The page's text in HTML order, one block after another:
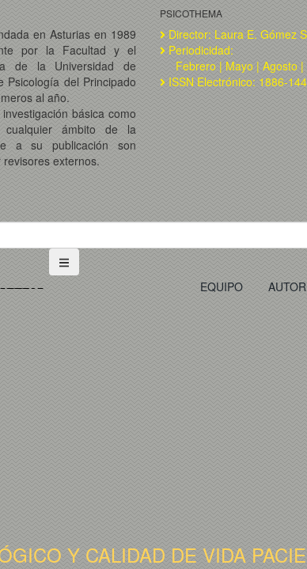
en Asturias en 1989
por la Facultad y el
de la Universidad de
Psicología del Principado
al año.
básica como
cualquier ámbito de la
a su publicación son
externos.
PSICOTHEMA
Director: Laura E. Gómez
Periodicidad:
Febrero | Mayo | Agosto |
ISSN Electrónico: 1886-
EQUIPO
Y CALIDAD DE VIDA